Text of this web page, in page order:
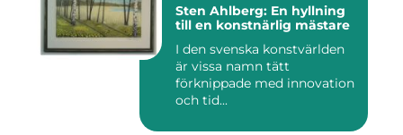
Sten Ahlberg: En hyllning
till en konstnärlig mästare
I den svenska konstvärlden
är vissa namn tätt
förknippade med innovation
och tid...